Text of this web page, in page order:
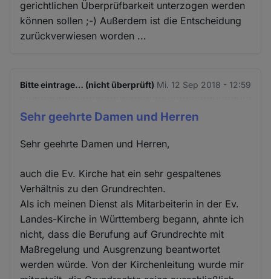
gerichtlichen Überprüfbarkeit unterzogen werden
können sollen ;-) Außerdem ist die Entscheidung
zurückverwiesen worden ...
Bitte eintrage… (nicht überprüft) Mi. 12 Sep 2018 - 12:59
Sehr geehrte Damen und Herren
Sehr geehrte Damen und Herren,
auch die Ev. Kirche hat ein sehr gespaltenes
Verhältnis zu den Grundrechten.
Als ich meinen Dienst als Mitarbeiterin in der Ev.
Landes-Kirche in Württemberg begann, ahnte ich
nicht, dass die Berufung auf Grundrechte mit
Maßregelung und Ausgrenzung beantwortet
werden würde. Von der Kirchenleitung wurde mir